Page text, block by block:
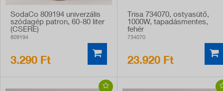
SodaCo 809194 univerzális
szódagép patron, 60-80 liter
(CSERE)
809194
3.290 Ft
Trisa 734070, ostyasütő,
1000W, tapadásmentes,
fehér
734070
23.920 Ft